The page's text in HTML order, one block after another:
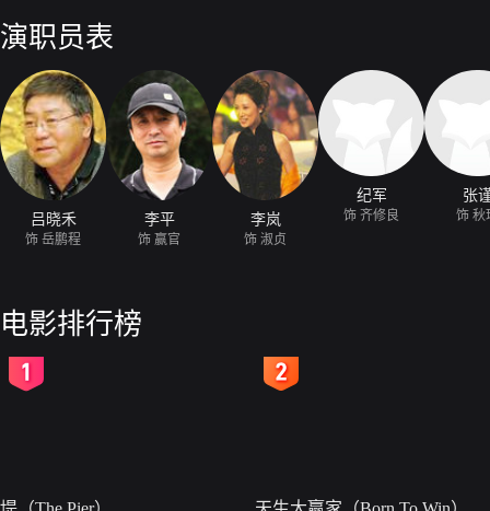
演职员表
吕晓禾
饰 岳鹏程
李平
饰 赢官
李岚
饰 淑贞
纪军
饰 齐修良
张
饰 秋
电影排行榜